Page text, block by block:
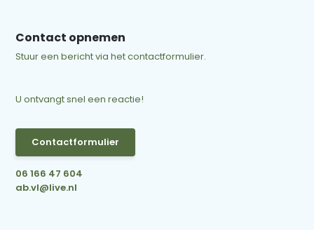
Contact opnemen
Stuur een bericht via het contactformulier.
U ontvangt snel een reactie!
Contactformulier
06 166 47 604
ab.vl@live.nl